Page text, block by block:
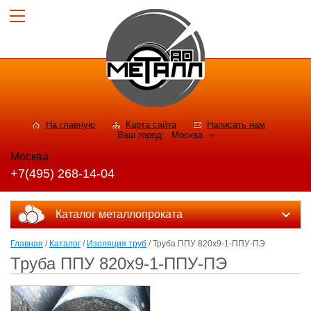
На главную Карта сайта
Написать нам
Ваш город:
Москва
Москва
+7(495) 268-14-04
Каталог металлопроката
Главная / Каталог / Изоляция труб / Труба ППУ 820х9-1-ППУ-ПЭ
Труба ППУ 820х9-1-ППУ-ПЭ